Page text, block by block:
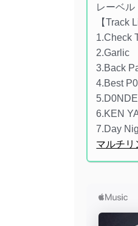
レーベル
【Track
1.Check
2.Garlic
3.Back
4.Best
6.KEN
7.Day
マルチリ